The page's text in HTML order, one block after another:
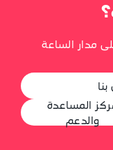
مدار الساعة
المساعدة
والدعم